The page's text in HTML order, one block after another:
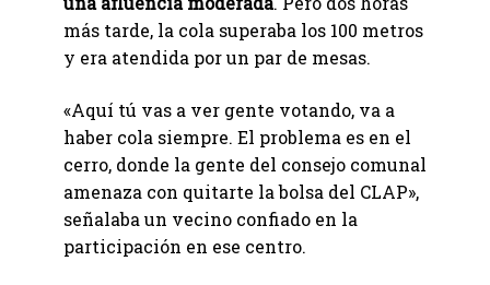
más tarde, la cola superaba los 100 metros
y era atendida por un par de mesas.
«Aquí tú vas a ver gente votando, va a
haber cola siempre. El problema es en el
cerro, donde la gente del consejo comunal
amenaza con quitarte la bolsa del CLAP»,
señalaba un vecino confiado en la
participación en ese centro.